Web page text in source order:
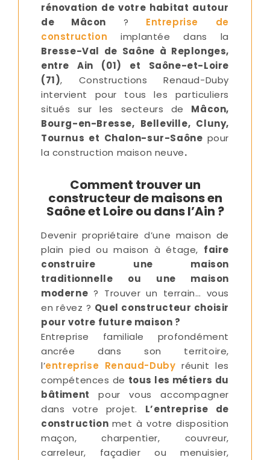
rénovation de votre habitat autour
de Mâcon ? Entreprise de
construction implantée dans la
Bresse-Val de Saône à Replonges,
entre Ain (01) et Saône-et-Loire
(71), Constructions Renaud-Duby
intervient pour tous les particuliers
situés sur les secteurs de Mâcon,
Bourg-en-Bresse, Belleville, Cluny,
Tournus et Chalon-sur-Saône pour
la construction maison neuve.
Comment trouver un
constructeur de maisons en
Saône et Loire ou dans l’Ain ?
Devenir propriétaire d’une maison de
plain pied ou maison à étage, faire
construire une maison
traditionnelle ou une maison
moderne ? Trouver un terrain… vous
en rêvez ? Quel constructeur choisir
pour votre future maison ?
Entreprise familiale profondément
ancrée dans son territoire,
l’entreprise Renaud-Duby réunit les
compétences de tous les métiers du
bâtiment pour vous accompagner
dans votre projet. L’entreprise de
construction met à votre disposition
maçon, charpentier, couvreur,
carreleur, façadier ou menuisier,